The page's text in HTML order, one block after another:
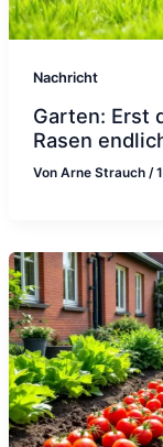
Nachricht
Garten: Erst
Rasen
Von Arne Strauch /